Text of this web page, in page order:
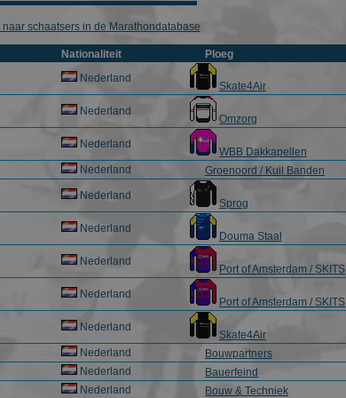
naar schaatsers in de Marathondatabase
Nationaliteit
Ploeg
Nederland
Skate4Air
Nederland
Omzorg
Nederland
WBB Dakkapellen
Nederland
Groenoord / Kuil Banden
Nederland
Sprog
Nederland
Douma Staal
Nederland
Port of Amsterdam / SKITS
Nederland
Port of Amsterdam / SKITS
Nederland
Skate4Air
Nederland
Bouwpartners
Nederland
Bauerfeind
Nederland
Bouw & Techniek